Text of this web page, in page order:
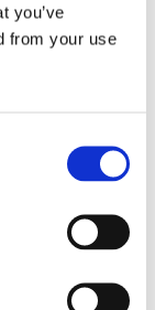
you’ve
from your use
in
n.